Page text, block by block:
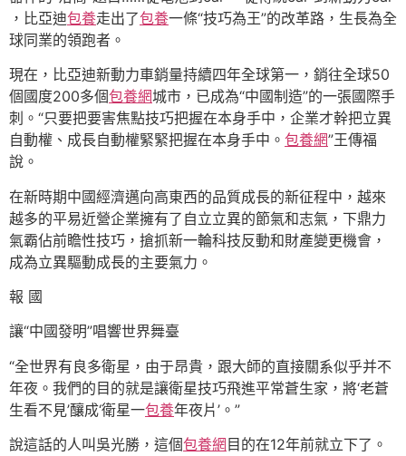
，比亞迪包養走出了包養一條“技巧為王”的改革路，生長為全
球同業的領跑者。
現在，比亞迪新動力車銷量持續四年全球第一，銷往全球50
個國度200多個包養網城市，已成為“中國制造”的一張國際手
刺。“只要把要害焦點技巧把握在本身手中，企業才幹把立異
自動權、成長自動權緊緊把握在本身手中。 包養網”王傳福
說。
在新時期中國經濟邁向高東西的品質成長的新征程中，越來
越多的平易近營企業擁有了自立立異的節氣和志氣，下鼎力
氣霸佔前瞻性技巧，搶抓新一輪科技反動和財產變更機會，
成為立異驅動成長的主要氣力。
報 國
讓“中國發明”唱響世界舞臺
“全世界有良多衛星，由于昂貴，跟大師的直接關系似乎并不
年夜。我們的目的就是讓衛星技巧飛進平常蒼生家，將‘老蒼
生看不見’釀成‘衛星一包養年夜片’。”
說這話的人叫吳光勝，這個包養網 目的在12年前就立下了。